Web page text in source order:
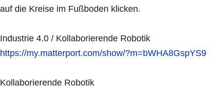
auf die Kreise im Fußboden klicken.
Industrie 4.0 / Kollaborierende Robotik
https://my.matterport.com/show/?m=bWHA8GspYS9
Kollaborierende Robotik